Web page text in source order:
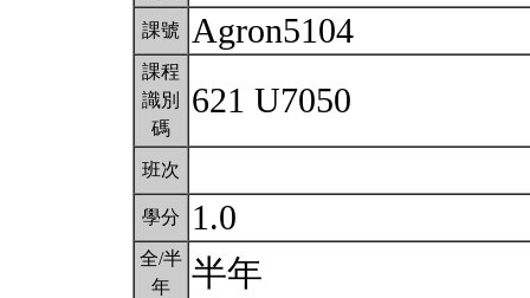
課號 Agron5104
課程
識別
碼
621 U7050
班次
學分 1.0
全/半
年
半年